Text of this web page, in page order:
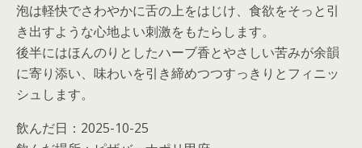
泡は軽快でさわやかに舌の上をはじけ、食欲をそっと引
き出すような心地よい刺激をもたらします。
後半にはほんのりとしたハーブ香とやさしい苦みが余韻
に寄り添い、味わいを引き締めつつすっきりとフィニッ
シュします。
飲んだ日：2025-10-25